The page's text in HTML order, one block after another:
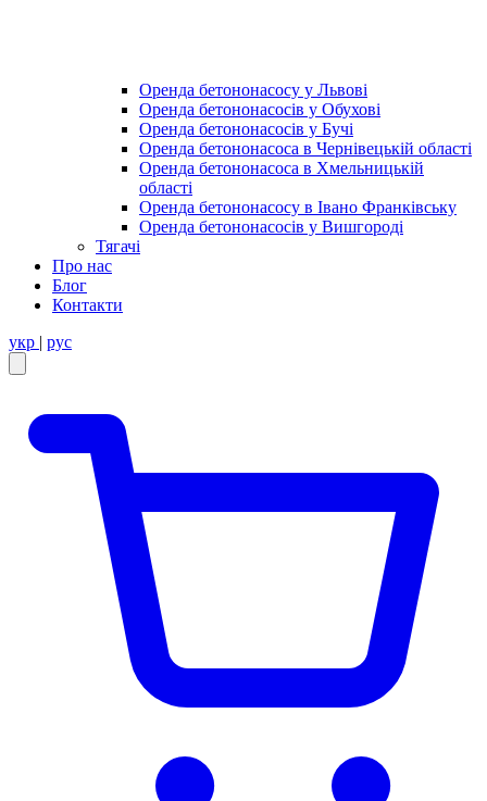
Оренда бетононасосу у Львові
Оренда бетононасосів у Обухові
Оренда бетононасосів у Бучі
Оренда бетононасоса в Чернівецькій області
Оренда бетононасоса в Хмельницькій
області
Оренда бетононасосу в Івано Франківську
Оренда бетононасосів у Вишгороді
Тягачі
Про нас
Блог
Контакти
укр | рус